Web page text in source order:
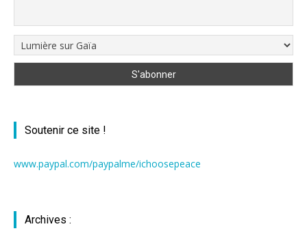
Soutenir ce site !
www.paypal.com/paypalme/ichoosepeace
Archives :